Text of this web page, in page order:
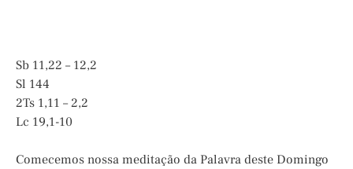
Sb 11,22 – 12,2
Sl 144
2Ts 1,11 – 2,2
Lc 19,1-10
Comecemos nossa meditação da Palavra deste Domingo